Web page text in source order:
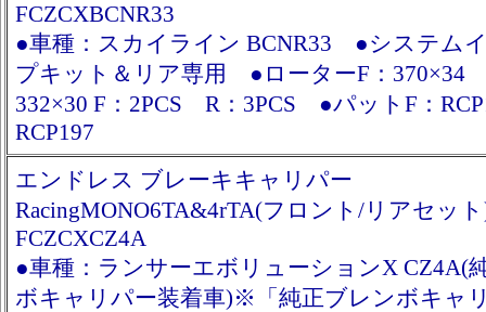
FCZCXBCNR33
●車種：スカイライン BCNR33 ●システム
プキット＆リア専用 ●ローターF：370×34
332×30 F：2PCS R：3PCS ●パットF：
RCP197
エンドレス ブレーキキャリパー
RacingMONO6TA&4rTA(フロント/リアセッ
FCZCXCZ4A
●車種：ランサーエボリューションX CZ4A(
ボキャリパー装着車)※「純正ブレンボキャ